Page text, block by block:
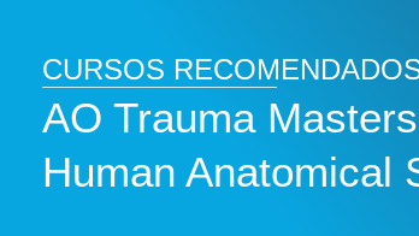
CURSOS
AO Trauma
Human Anatomical